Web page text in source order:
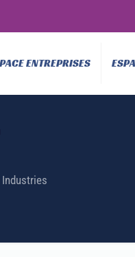
ENTREPRISES
Industries